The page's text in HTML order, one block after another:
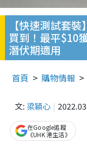
【快速測試套
買到！最平$10
潛伏期適用
首頁 購物情報
文: 梁穎心
在Google追蹤
《UHK 港生活》